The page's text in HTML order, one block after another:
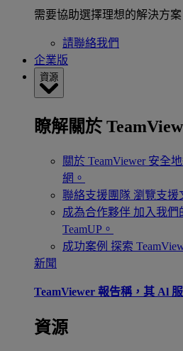
需要協助選擇理想的解決方
請聯絡我們
企業版
資源
瞭解關於
關於 TeamViewer 安全
網。
聯絡支援團隊 瀏覽支援
成為合作夥伴 加入我們
TeamUP。
成功案例 探索
新聞
TeamViewer 報告稱，其 Al
資源